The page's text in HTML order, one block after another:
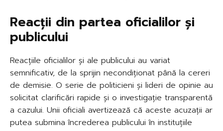
Reacții din partea oficialilor și
publicului
Reacțiile oficialilor și ale publicului au variat
semnificativ, de la sprijin necondiționat până la cereri
de demisie. O serie de politicieni și lideri de opinie au
solicitat clarificări rapide și o investigație transparentă
a cazului. Unii oficiali avertizează că aceste acuzații ar
putea submina încrederea publicului în instituțiile